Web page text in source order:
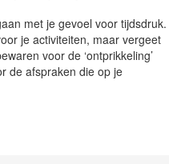
met je gevoel voor tijdsdruk.
je activiteiten, maar vergeet
voor de ‘ontprikkeling’
de afspraken die op je